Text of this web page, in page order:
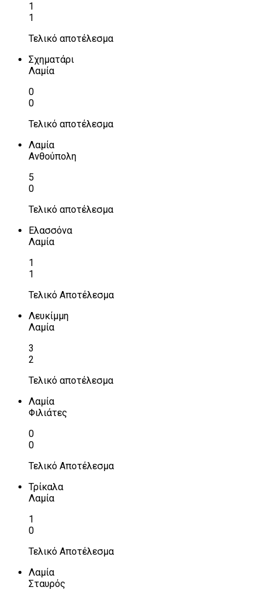
1
1
Τελικό αποτέλεσμα
Σχηματάρι
Λαμία
0
0
Τελικό αποτέλεσμα
Λαμία
Ανθούπολη
5
0
Τελικό αποτέλεσμα
Ελασσόνα
Λαμία
1
1
Τελικό Αποτέλεσμα
Λευκίμμη
Λαμία
3
2
Τελικό αποτέλεσμα
Λαμία
Φιλιάτες
0
0
Τελικό Αποτέλεσμα
Τρίκαλα
Λαμία
1
0
Τελικό Αποτέλεσμα
Λαμία
Σταυρός